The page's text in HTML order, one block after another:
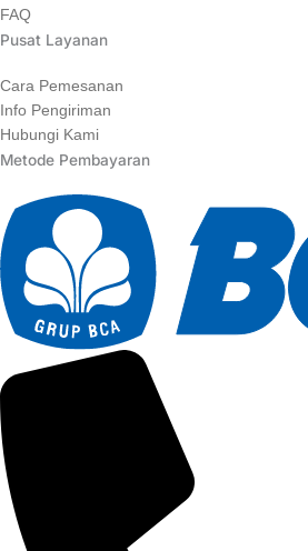
FAQ
Pusat Layanan
Cara Pemesanan
Info Pengiriman
Hubungi Kami
Metode Pembayaran